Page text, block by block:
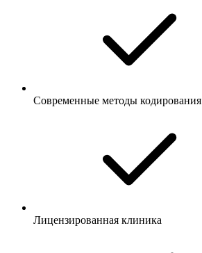
Современные методы кодирования
Лицензированная клиника